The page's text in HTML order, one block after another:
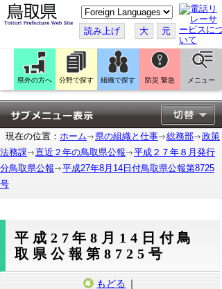
こ
の
ペ
ー
ジ
翻
訳
す
る
読み上げ 大 元
県外の方へ 分野で探す 組織で探す 防災 緊急 メニュー
現在の位置： ホーム 県の組織と仕事 総務部
政策
法務課
直近２年の鳥取県公報
平成２７年８月発行
分鳥取県公報
平成27年8月14日付鳥取県公報第8725
号
平成27年8月14日付鳥
取県公報第8725号
もどる ｜